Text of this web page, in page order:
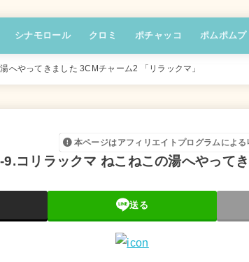
シナモロール クロミ ポチャッコ ポムポムプ
やってきました 3CMチャーム2 「リラックマ」
本ページはアフィリエイトプログラムによ
コリラックマ ねこねこの湯へやって
送る